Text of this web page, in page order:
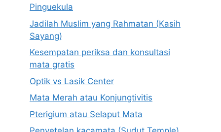
Pinguekula
Jadilah Muslim yang Rahmatan (Kasih
Sayang)
Kesempatan periksa dan konsultasi
mata gratis
Optik vs Lasik Center
Mata Merah atau Konjungtivitis
Pterigium atau Selaput Mata